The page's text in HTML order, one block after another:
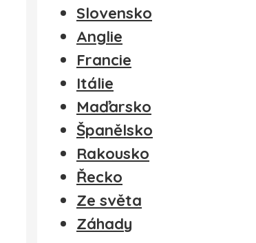
Slovensko
Anglie
Francie
Itálie
Maďarsko
Španělsko
Rakousko
Řecko
Ze světa
Záhady